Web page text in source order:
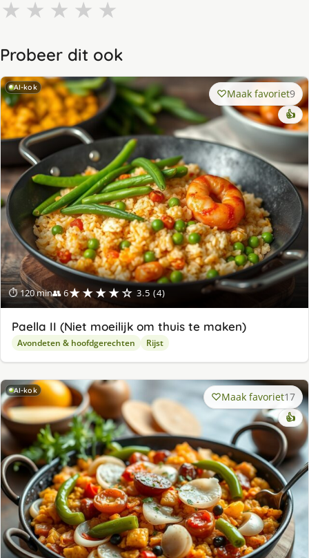
★ ★ ★ ★ ★
Probeer dit ook
AI-kok
⏱ 120 min👥 6★★★★☆ 3.5 (4)
Maak favoriet9
👍
Paella II (Niet moeilijk om thuis te maken)
Avondeten & hoofdgerechten Rijst
AI-kok Maak favoriet17
👍